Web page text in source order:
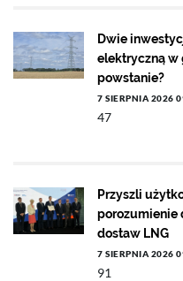
Dwie
elektryczną w
powstanie?
7 SIERPNIA 2026
47
Przyszli
porozumienie
dostaw LNG
7 SIERPNIA 2026
91